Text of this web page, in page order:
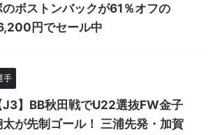
のボストンバックが61％オフの
円でセール中
手
J3】BB秋田戦でU22選抜FW金子
太が先制ゴール！ 三浦先発・加賀